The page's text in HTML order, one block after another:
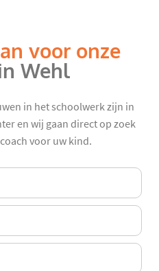
voor onze
Wehl
in het schoolwerk zijn in
en wij gaan direct op zoek
voor uw kind.